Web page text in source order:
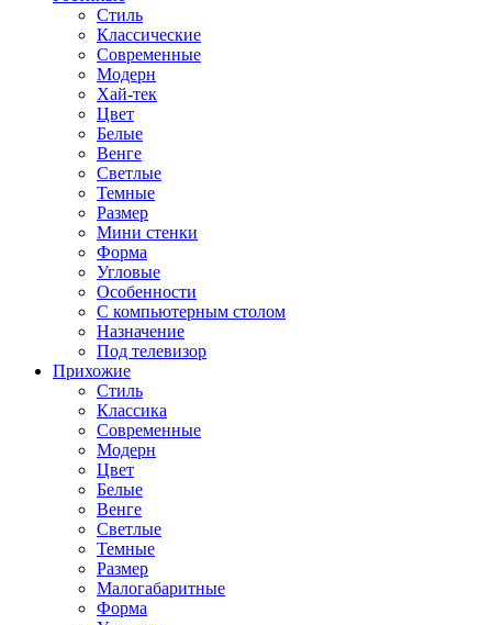
Стиль
Классические
Современные
Модерн
Хай-тек
Цвет
Белые
Венге
Светлые
Темные
Размер
Мини стенки
Форма
Угловые
Особенности
С компьютерным столом
Назначение
Под телевизор
Прихожие
Стиль
Классика
Современные
Модерн
Цвет
Белые
Венге
Светлые
Темные
Размер
Малогабаритные
Форма